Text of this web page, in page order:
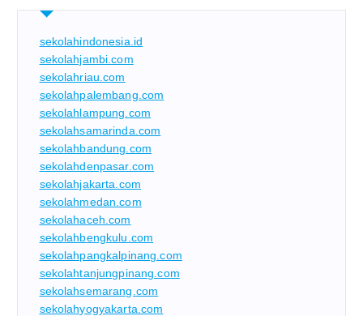
sekolahindonesia.id
sekolahjambi.com
sekolahriau.com
sekolahpalembang.com
sekolahlampung.com
sekolahsamarinda.com
sekolahbandung.com
sekolahdenpasar.com
sekolahjakarta.com
sekolahmedan.com
sekolahaceh.com
sekolahbengkulu.com
sekolahpangkalpinang.com
sekolahtanjungpinang.com
sekolahsemarang.com
sekolahyogyakarta.com